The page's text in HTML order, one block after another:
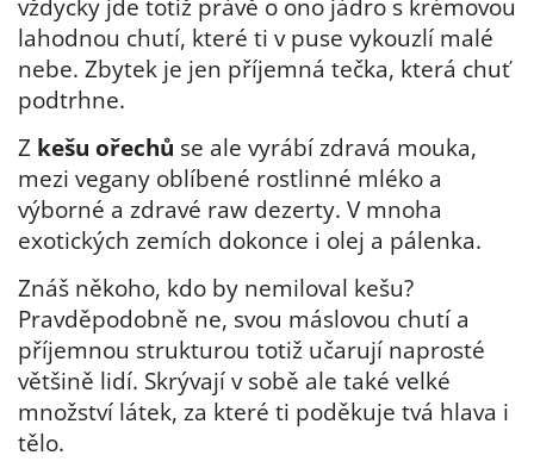
vždycky jde totiž právě o ono jádro s krémovou
lahodnou chutí, které ti v puse vykouzlí malé
nebe. Zbytek je jen příjemná tečka, která chuť
podtrhne.
Z kešu ořechů se ale vyrábí zdravá mouka,
mezi vegany oblíbené rostlinné mléko a
výborné a zdravé raw dezerty. V mnoha
exotických zemích dokonce i olej a pálenka.
Znáš někoho, kdo by nemiloval kešu?
Pravděpodobně ne, svou máslovou chutí a
příjemnou strukturou totiž učarují naprosté
většině lidí. Skrývají v sobě ale také velké
množství látek, za které ti poděkuje tvá hlava i
tělo.